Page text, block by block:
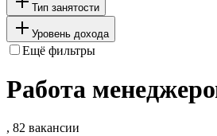
Тип занятости
Уровень дохода
Ещё фильтры
Работа
, 82 вакансии